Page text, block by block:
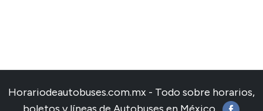
Horariodeautobuses.com.mx - Todo sobre horarios,
boletos y líneas de Autobuses en México